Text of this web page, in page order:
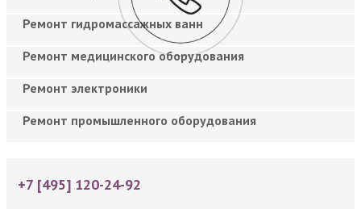
Ремонт гидромассажных ванн
Ремонт медицинского оборудования
Ремонт электроники
Ремонт промышленного оборудования
+7 [495] 120-24-92